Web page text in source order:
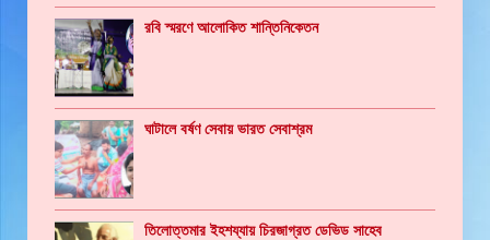
রবি স্মরণে আলোকিত শান্তিনিকেতন
ঘাটালে বর্ষণ সেবায় ভারত সেবাশ্রম
তিলোত্তমার ইহশয্যায় চিরজাগ্রত ডেভিড সাহেব